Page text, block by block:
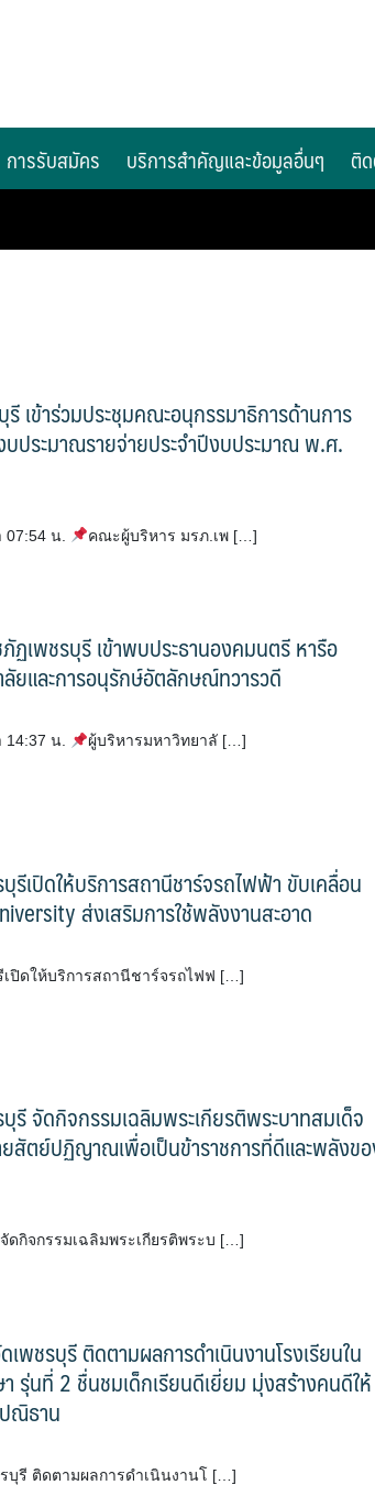
การรับสมัคร บริการสำคัญและข้อมูลอื่นๆ ติ
เข้าร่วมประชุมคณะอนุกรรมาธิการด้านการ
ประมาณรายจ่ายประจำปีงบประมาณ พ.ศ.
07:54 น. คณะผู้บริหาร มรภ.เพ […]
ฏเพชรบุรี เข้าพบประธานองคมนตรี หารือ
ยและการอนุรักษ์อัตลักษณ์ทวารวดี
14:37 น. ผู้บริหารมหาวิทยาลั […]
รีเปิดให้บริการสถานีชาร์จรถไฟฟ้า ขับเคลื่อน
ส่งเสริมการใช้พลังงานสะอาด
ปิดให้บริการสถานีชาร์จรถไฟฟ […]
รี จัดกิจกรรมเฉลิมพระเกียรติพระบาทสมเด็จ
ยสัตย์ปฏิญาณเพื่อเป็นข้าราชการที่ดีและพลังข
ดกิจกรรมเฉลิมพระเกียรติพระบ […]
ชรบุรี ติดตามผลการดำเนินงานโรงเรียนใน
รุ่นที่ 2 ชื่นชมเด็กเรียนดีเยี่ยม มุ่งสร้างคนดีให้
ณิธาน
บุรี ติดตามผลการดำเนินงานโ […]